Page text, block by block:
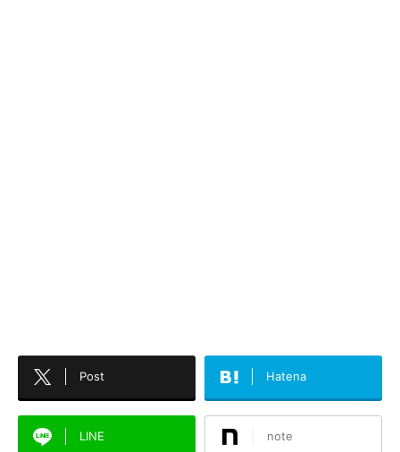
Post Hatena
LINE note